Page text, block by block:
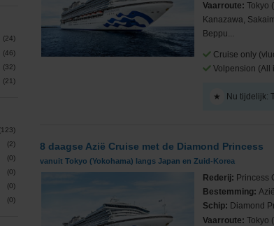
Yacht Club
(24)
(46)
(32)
(21)
(123)
(2)
(0)
(0)
(0)
(0)
Vaarroute:Tokyo
Kanazawa,
Beppu...
Cruise only
Volpension (All
★ Nu tijdelijk:
8 daagse Azië Cruise met de Diamond Princess
vanuit Tokyo (Yokohama) langs Japan en Zuid-Korea
Rederij: Princess
Bestemming:Azië
Schip: Diamond
Vaarroute:Tokyo